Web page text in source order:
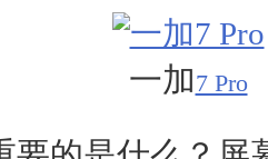
一加7 Pro